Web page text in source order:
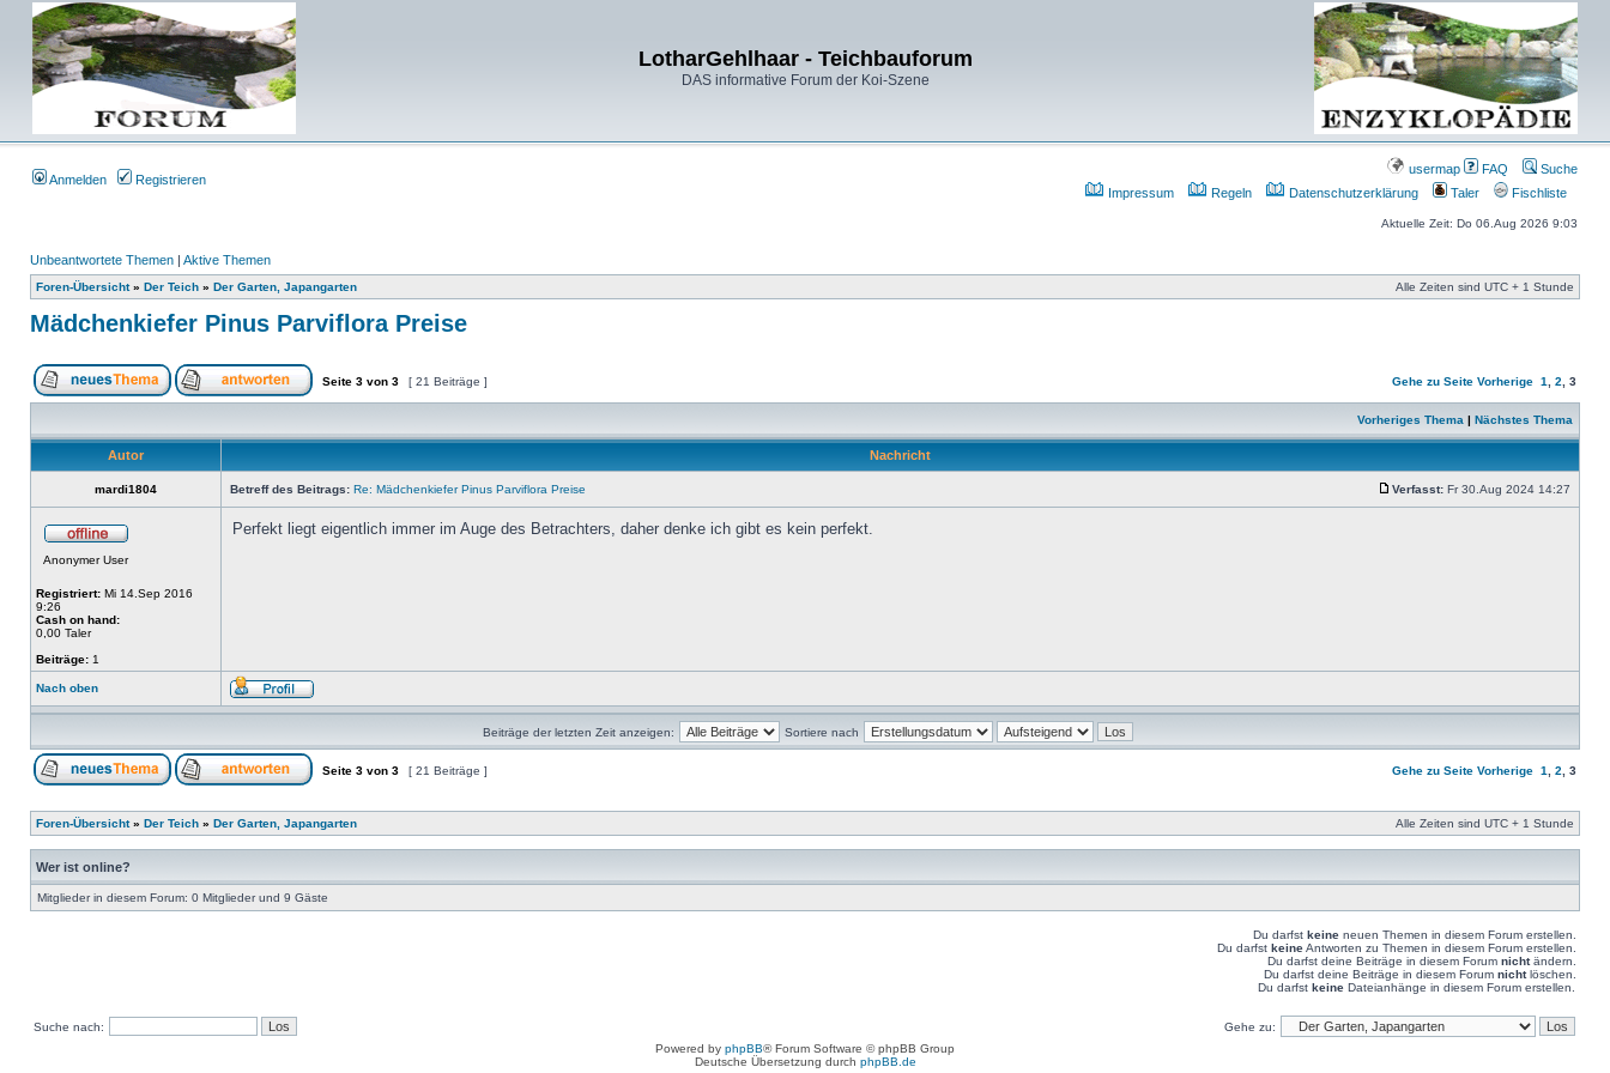
LotharGehlhaar - Teichbauforum
DAS informative Forum der Koi-Szene
Anmelden Registrieren
usermap FAQ
Suche
Impressum
Regeln Datenschutzerklärung Taler Fischliste
Aktuelle Zeit: Do 06.Aug 2026 9:03
Unbeantwortete Themen | Aktive Themen
Foren-Übersicht» Der Teich » Der Garten, Japangarten Alle Zeiten sind UTC + 1 Stunde
Mädchenkiefer Pinus Parviflora Preise
Seite 3 von 3 [ 21 Beiträge ] Gehe zu Seite Vorherige 1 2 3
Vorheriges Thema | Nächstes Thema
Autor Nachricht
mardi1804 Betreff des Beitrags: Re: Mädchenkiefer Pinus Parviflora Preise Verfasst: Fr 30.Aug 2024 14:27
Anonymer User
Registriert: Mi 14.Sep 2016
9:26
Cash on hand:
0,00 Taler
Beiträge: 1
Perfekt liegt eigentlich immer im Auge des Betrachters, daher denke ich gibt es kein perfekt.
Nach oben
Beiträge der letzten Zeit anzeigen: Sortiere nach
Seite 3 von 3 [ 21 Beiträge ] Gehe zu Seite Vorherige 1 2 3
Foren-Übersicht» Der Teich » Der Garten, Japangarten Alle Zeiten sind UTC + 1 Stunde
Wer ist online?
Mitglieder in diesem Forum: 0 Mitglieder und 9 Gäste
Du darfst keine neuen Themen in diesem Forum erstellen.
Du darfst keineAntworten zu Themen in diesem Forum erstellen.
Du darfst deine Beiträge in diesem Forum nichtändern.
Du darfst deine Beiträge in diesem Forum nichtlöschen.
Du darfst keine Dateianhänge in diesem Forum erstellen.
Suche nach:
Gehe zu:
Powered by phpBB® Forum Software © phpBB Group
Deutsche Übersetzung durch phpBB.de